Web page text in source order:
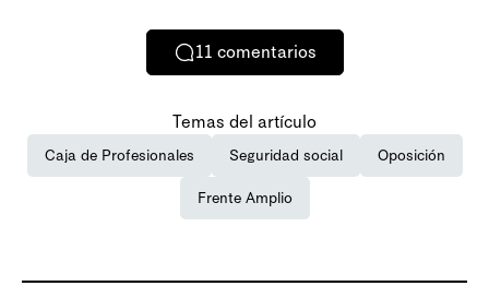
11 comentarios
Temas del artículo
Caja de Profesionales Seguridad social Oposición
Frente Amplio